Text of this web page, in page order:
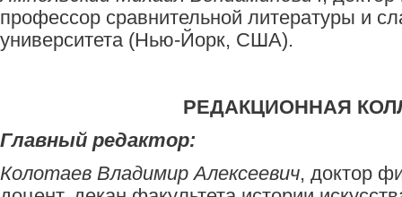
профессор сравнительной литературы и
университета (Нью-Йорк, США).
РЕДАКЦИОННАЯ
Главный редактор:
Колотаев Владимир Алексеевич, доктор